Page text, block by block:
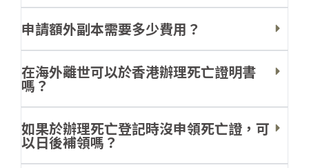
申請額外副本需要多少費用？
在海外離世可以於香港辦理死亡證明書
嗎？
如果於辦理死亡登記時沒申領死亡證，可
以日後補領嗎？